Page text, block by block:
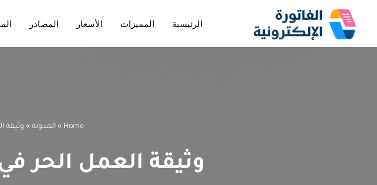
تخطى
إلى
الرئيسية المميزات الأسعار المصادر
Home
»المدونة » وثيقة
وثيقة العمل الحر